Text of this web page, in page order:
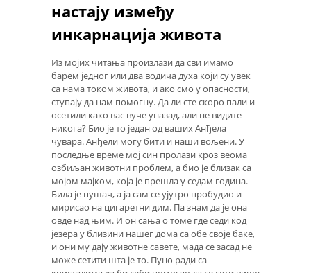
настају између
инкарнација живота
Из мојих читања произлази да сви имамо
барем једног или два водича духа који су увек
са нама током живота, и ако смо у опасности,
ступају да нам помогну. Да ли сте скоро пали и
осетили како вас вуче уназад, али не видите
никога? Био је то један од ваших Анђела
чувара. Анђели могу бити и наши вољени. У
последње време мој син пролази кроз веома
озбиљан животни проблем, а био је близак са
мојом мајком, која је прешла у седам година.
Била је пушач, а ја сам се ујутро пробудио и
мирисао на цигаретни дим. Па знам да је она
овде над њим. И он сања о томе где седи код
језера у близини нашег дома са обе своје баке,
и они му дају животне савете, мада се засад не
може сетити шта је то. Пуно ради са